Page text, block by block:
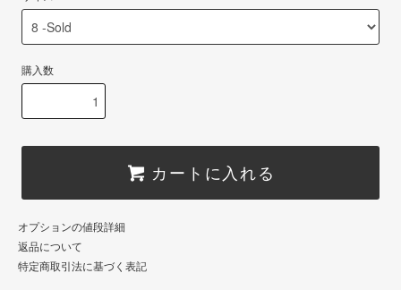
購入数
カートに入れる
オプションの値段詳細
返品について
特定商取引法に基づく表記